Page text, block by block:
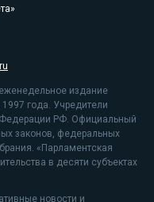
издание
года. Учредители
Федерации РФ. Официальный
законов, федеральных
«Парламентская
в десяти субъектах
новости и